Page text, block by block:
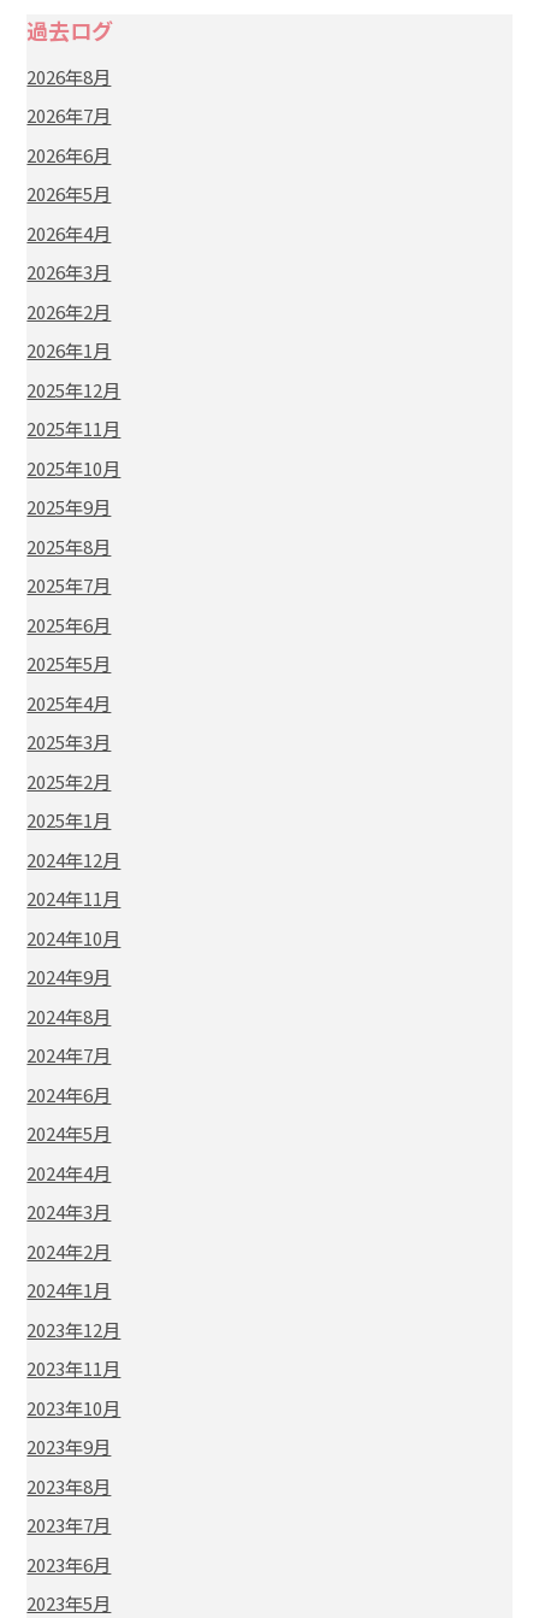
過去ログ
2026年8月
2026年7月
2026年6月
2026年5月
2026年4月
2026年3月
2026年2月
2026年1月
2025年12月
2025年11月
2025年10月
2025年9月
2025年8月
2025年7月
2025年6月
2025年5月
2025年4月
2025年3月
2025年2月
2025年1月
2024年12月
2024年11月
2024年10月
2024年9月
2024年8月
2024年7月
2024年6月
2024年5月
2024年4月
2024年3月
2024年2月
2024年1月
2023年12月
2023年11月
2023年10月
2023年9月
2023年8月
2023年7月
2023年6月
2023年5月